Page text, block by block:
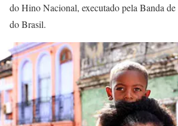
do Hino Nacional, executado pela Banda
do Brasil.